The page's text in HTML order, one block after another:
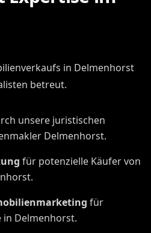
in Delmenhorst
betreut.
unsere juristischen
Delmenhorst.
für potenzielle Käufer von
für
in Delmenhorst.